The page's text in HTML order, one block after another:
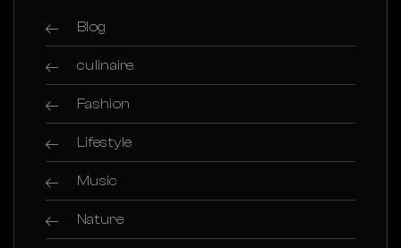
Blog
culinaire
Fashion
Lifestyle
Music
Nature